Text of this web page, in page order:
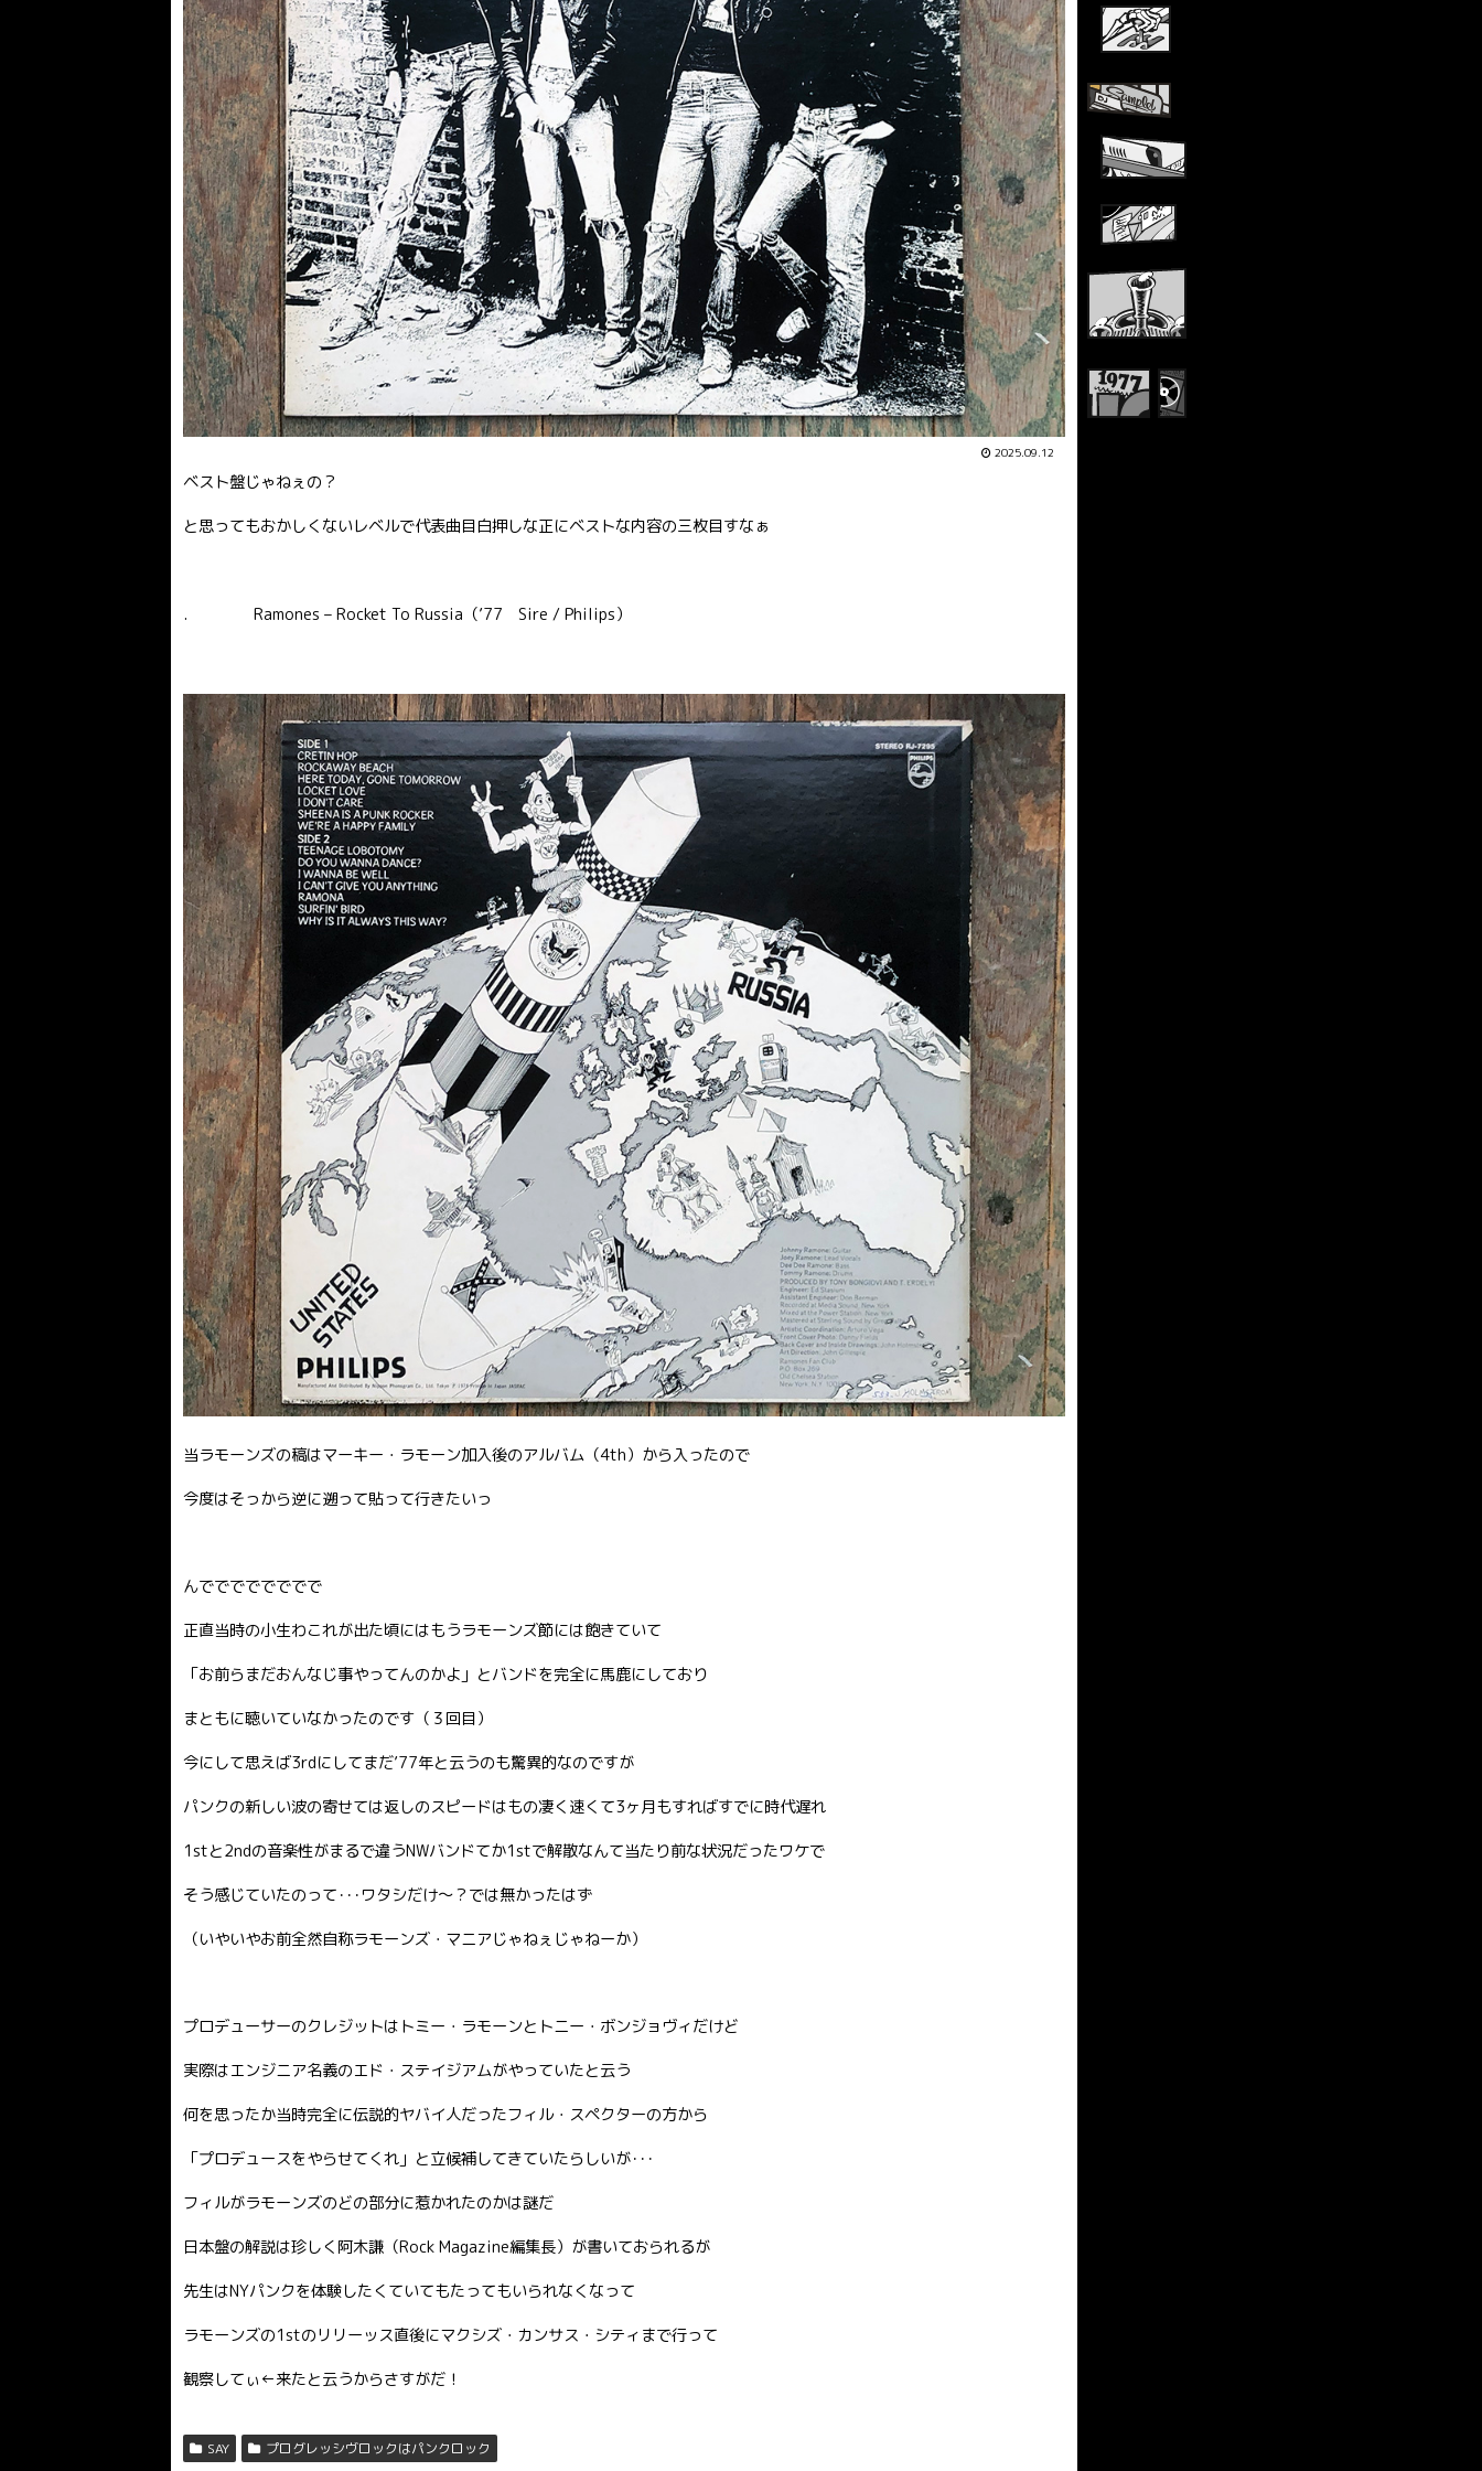
2025.09.12
ベスト盤じゃねぇの？
と思ってもおかしくないレベルで代表曲目白押しな正にベストな内容の三枚目すなぁ
. Ramones – Rocket To Russia（’77 Sire / Philips）
当ラモーンズの稿はマーキー・ラモーン加入後のアルバム（4th）から入ったので
今度はそっから逆に遡って貼って行きたいっ
んでででででででで
正直当時の小生わこれが出た頃にはもうラモーンズ節には飽きていて
「お前らまだおんなじ事やってんのかよ」とバンドを完全に馬鹿にしており
まともに聴いていなかったのです（３回目）
今にして思えば3rdにしてまだ’77年と云うのも驚異的なのですが
パンクの新しい波の寄せては返しのスピードはもの凄く速くて3ヶ月もすればすでに時代遅れ
1stと2ndの音楽性がまるで違うNWバンドてか1stで解散なんて当たり前な状況だったワケで
そう感じていたのって･･･ワタシだけ〜？では無かったはず
（いやいやお前全然自称ラモーンズ・マニアじゃねぇじゃねーか）
プロデューサーのクレジットはトミー・ラモーンとトニー・ボンジョヴィだけど
実際はエンジニア名義のエド・ステイジアムがやっていたと云う
何を思ったか当時完全に伝説的ヤバイ人だったフィル・スペクターの方から
「プロデュースをやらせてくれ」と立候補してきていたらしいが･･･
フィルがラモーンズのどの部分に惹かれたのかは謎だ
日本盤の解説は珍しく阿木謙（Rock Magazine編集長）が書いておられるが
先生はNYパンクを体験したくていてもたってもいられなくなって
ラモーンズの1stのリリーッス直後にマクシズ・カンサス・シティまで行って
観察してぃ←来たと云うからさすがだ！
SAY プログレッシヴロックはパンクロック